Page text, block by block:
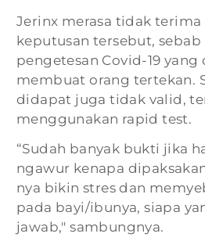
Jerinx merasa tidak terima
keputusan tersebut,
pengetesan Covid-19
membuat orang tertekan.
didapat juga tidak valid,
menggunakan rapid test.
“Sudah banyak bukti jika
ngawur kenapa
nya bikin stres dan
pada bayi/ibunya, siapa
jawab," sambungnya.